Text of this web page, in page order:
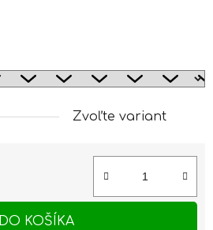
Zvoľte variant
DO KOŠÍKA